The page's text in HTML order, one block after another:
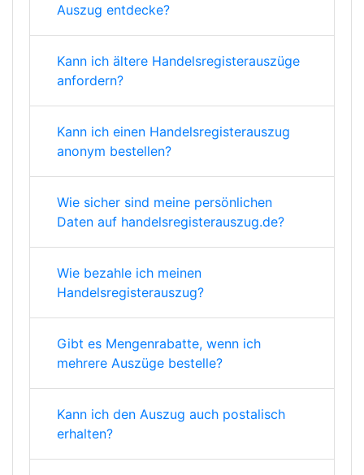
Auszug entdecke?
Kann ich ältere Handelsregisterauszüge
anfordern?
Kann ich einen Handelsregisterauszug
anonym bestellen?
Wie sicher sind meine persönlichen
Daten auf handelsregisterauszug.de?
Wie bezahle ich meinen
Handelsregisterauszug?
Gibt es Mengenrabatte, wenn ich
mehrere Auszüge bestelle?
Kann ich den Auszug auch postalisch
erhalten?